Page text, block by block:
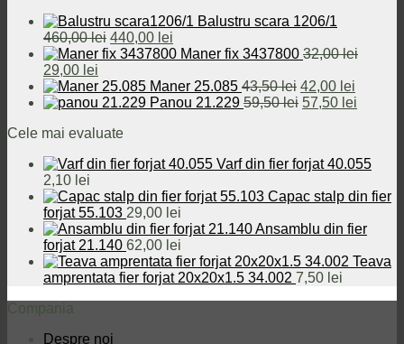
Balustru scara 1206/1
460,00lei Prețul
inițial
fost:
460,00 lei.
440,00 lei
curent
440,00 lei.
Maner fix 3437800 32,00lei
Prețul
inițial
a
32,00 lei.
29,00 lei
curent
este:
Maner 25.085 43,50lei Prețul
inițial
42,00 lei
curent
Panou 21.229 59,50lei Prețul
59,50 lei.
57,50 lei
Cele mai evaluate
Varf din fier forjat 40.055
2,10 lei
Capac stalp din fier
forjat 55.103 29,00 lei
Ansamblu din fier
forjat 21.140 62,00 lei
Teava
amprentata fier forjat 20x20x1.5 34.002 7,50 lei
Compania
Despre noi